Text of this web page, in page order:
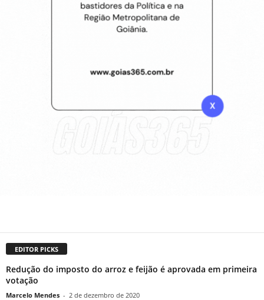
EDITOR PICKS
Redução do imposto do arroz e feijão é aprovada em primeira
votação
Marcelo Mendes - 2 de dezembro de 2020